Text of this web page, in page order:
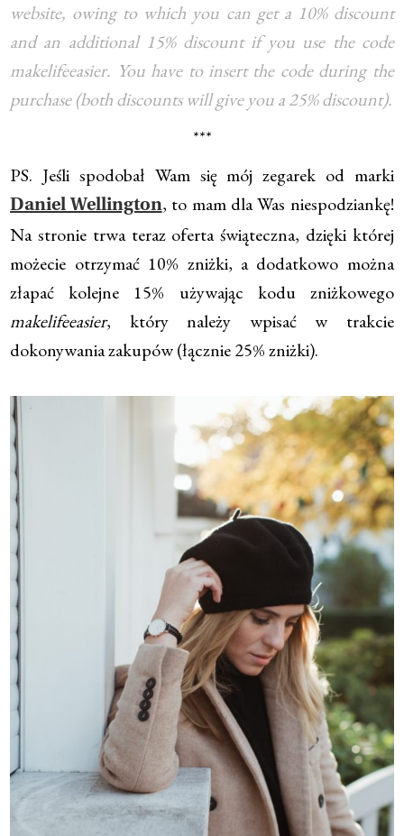
website, owing to which you can get a 10% discount
and an additional 15% discount if you use the code
makelifeeasier. You have to insert the code during the
purchase (both discounts will give you a 25% discount).
***
PS. Jeśli spodobał Wam się mój zegarek od marki
Daniel Wellington, to mam dla Was niespodziankę!
Na stronie trwa teraz oferta świąteczna, dzięki której
możecie otrzymać 10% zniżki, a dodatkowo można
złapać kolejne 15% używając kodu zniżkowego
makelifeeasier, który należy wpisać w trakcie
dokonywania zakupów (łącznie 25% zniżki).